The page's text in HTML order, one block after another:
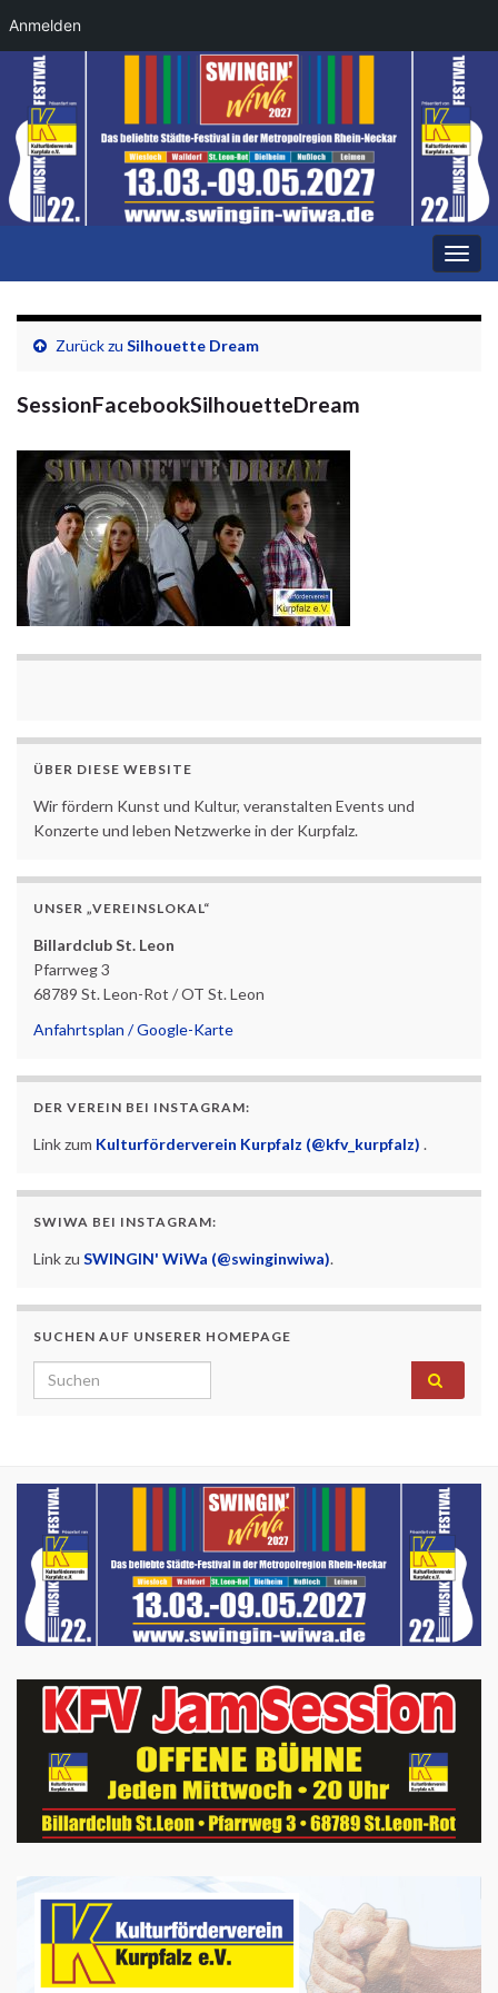
Anmelden
Zurück zu Silhouette Dream
SessionFacebookSilhouetteDream
ÜBER DIESE WEBSITE
Wir fördern Kunst und Kultur, veranstalten Events und
Konzerte und leben Netzwerke in der Kurpfalz.
UNSER „VEREINSLOKAL“
Billardclub St. Leon
Pfarrweg 3
68789 St. Leon-Rot / OT St. Leon
Anfahrtsplan / Google-Karte
DER VEREIN BEI INSTAGRAM:
Link zum Kulturförderverein Kurpfalz (@kfv_kurpfalz) .
SWIWA BEI INSTAGRAM:
Link zu SWINGIN' WiWa (@swinginwiwa).
SUCHEN AUF UNSERER HOMEPAGE
Search for: